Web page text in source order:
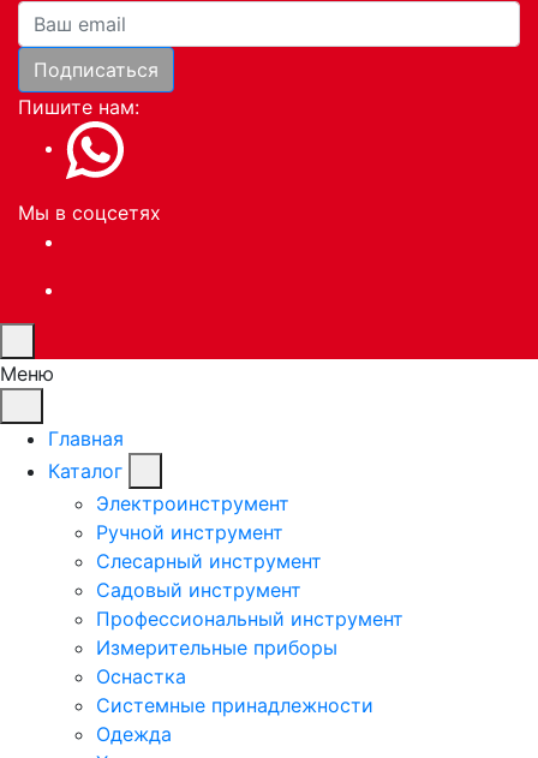
Ваша почта
Подписаться
Пишите нам:
Мы в соцсетях
Меню
Главная
Каталог
Электроинструмент
Ручной инструмент
Слесарный инструмент
Садовый инструмент
Профессиональный инструмент
Измерительные приборы
Оснастка
Системные принадлежности
Одежда